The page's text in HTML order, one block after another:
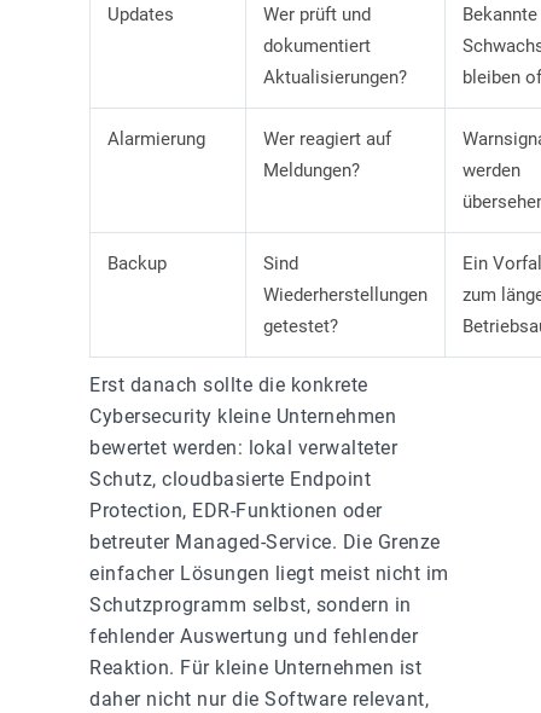
Updates
Wer prüft und
dokumentiert
Aktualisierungen?
Bekannte
bleiben
Alarmierung
Wer reagiert auf
Meldungen?
werden
Backup
Sind
Wiederherstellungen
getestet?
Ein
zum
Erst danach sollte die konkrete
Cybersecurity kleine Unternehmen
bewertet werden: lokal verwalteter
Schutz, cloudbasierte Endpoint
Protection, EDR-Funktionen oder
betreuter Managed-Service. Die Grenze
einfacher Lösungen liegt meist nicht im
Schutzprogramm selbst, sondern in
fehlender Auswertung und fehlender
Reaktion. Für kleine Unternehmen ist
daher nicht nur die Software relevant,